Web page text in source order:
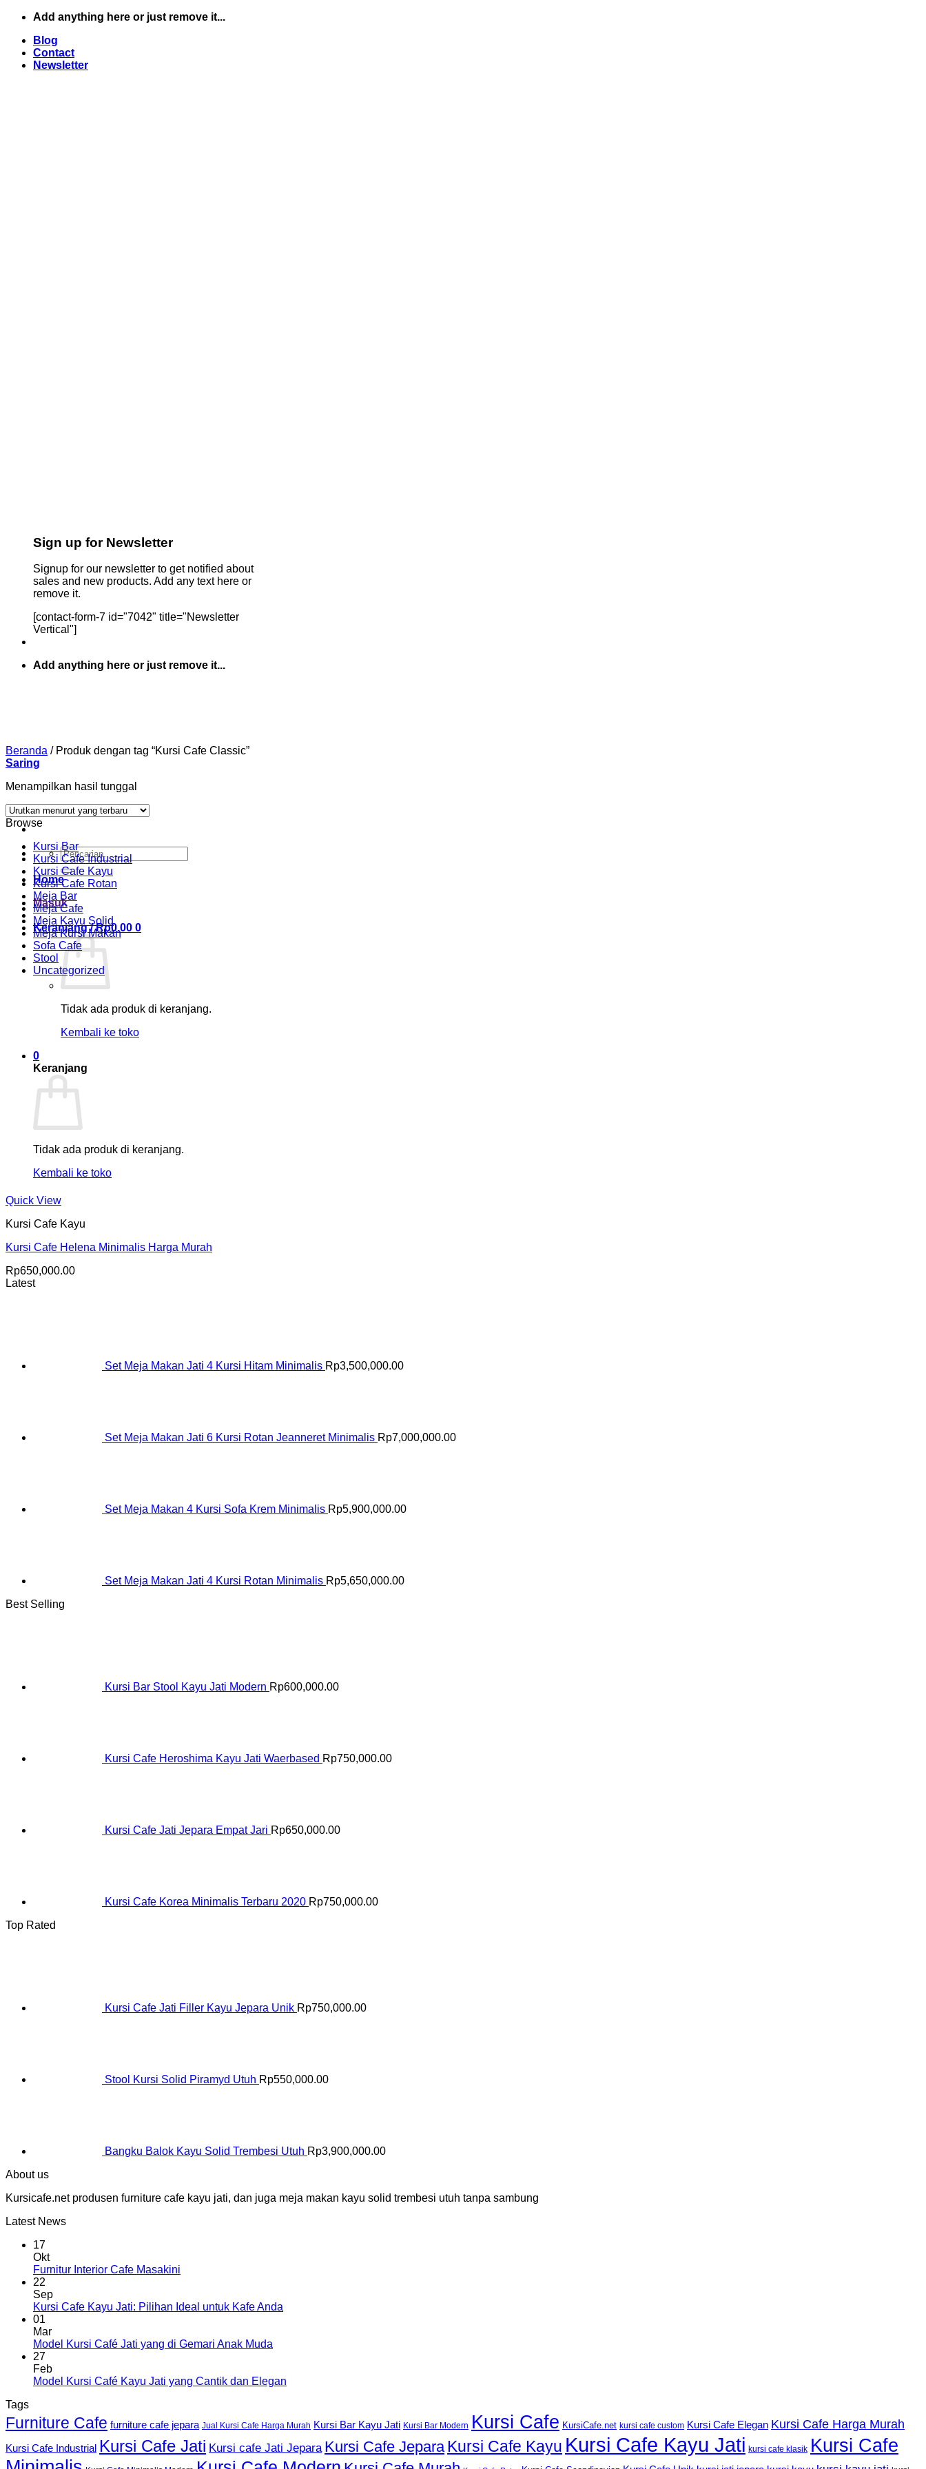
Skip
content
Add anything here or just remove it...
Blog
Contact
Newsletter
Sign up for Newsletter
Signup for our newsletter to get notified about
sales and new products. Add any text here or
remove it.
[contact-form-7 id="7042" title="Newsletter
Vertical"]
Add anything here or just remove it...
Pencarian
untuk:
Home
Masuk
Keranjang /Rp0.00 0
Tidak ada produk di keranjang.
Kembali ke toko
0
Keranjang
Tidak ada produk di keranjang.
Kembali ke toko
Beranda /Produk dengan tag “Kursi Cafe Classic”
Saring
Menampilkan hasil tunggal
Browse
Kursi Bar
Kursi Cafe Industrial
Kursi Cafe Kayu
Kursi Cafe Rotan
Meja Bar
Meja Cafe
Meja Kayu Solid
Meja Kursi Makan
Sofa Cafe
Stool
Uncategorized
Quick View
Kursi Cafe Kayu
Kursi Cafe Helena Minimalis Harga Murah
Rp650,000.00
Latest
Set Meja Makan Jati 4 Kursi Hitam Minimalis Rp3,500,000.00
Set Meja Makan Jati 6 Kursi Rotan Jeanneret Minimalis Rp7,000,000.00
Set Meja Makan 4 Kursi Sofa Krem Minimalis Rp5,900,000.00
Set Meja Makan Jati 4 Kursi Rotan Minimalis Rp5,650,000.00
Best Selling
Kursi Bar Stool Kayu Jati Modern Rp600,000.00
Kursi Cafe Heroshima Kayu Jati Waerbased Rp750,000.00
Kursi Cafe Jati Jepara Empat Jari Rp650,000.00
Kursi Cafe Korea Minimalis Terbaru 2020 Rp750,000.00
Top Rated
Kursi Cafe Jati Filler Kayu Jepara Unik Rp750,000.00
Stool Kursi Solid Piramyd Utuh Rp550,000.00
Bangku Balok Kayu Solid Trembesi Utuh Rp3,900,000.00
About us
Kursicafe.net produsen furniture cafe kayu jati, dan juga meja makan kayu solid trembesi utuh tanpa sambung
Latest News
17
Okt
Furnitur Interior Cafe Masakini
22
Sep
Kursi Cafe Kayu Jati: Pilihan Ideal untuk Kafe Anda
01
Mar
Model Kursi Café Jati yang di Gemari Anak Muda
27
Feb
Model Kursi Café Kayu Jati yang Cantik dan Elegan
Tags
Furniture Cafe furniture cafe jepara Jual Kursi Cafe Harga Murah Kursi Bar Kayu Jati Kursi Bar Modern Kursi Cafe KursiCafe.net kursi cafe custom Kursi Cafe Elegan Kursi Cafe Harga Murah
Kursi Cafe Industrial Kursi Cafe Jati Kursi cafe Jati Jepara Kursi Cafe Jepara Kursi Cafe Kayu Kursi Cafe Kayu Jati kursi cafe klasik Kursi Cafe